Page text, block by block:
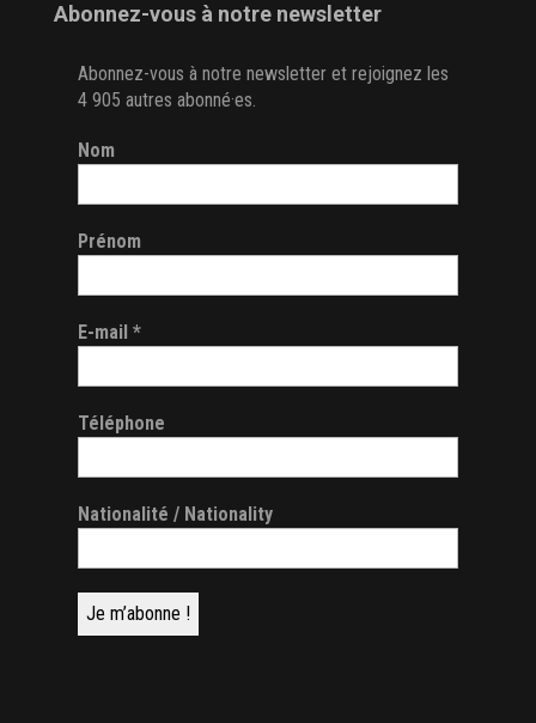
Abonnez-vous à notre newsletter
Abonnez-vous à notre newsletter et rejoignez les
4 905 autres abonné·es.
Nom
Prénom
E-mail *
Téléphone
Nationalité / Nationality